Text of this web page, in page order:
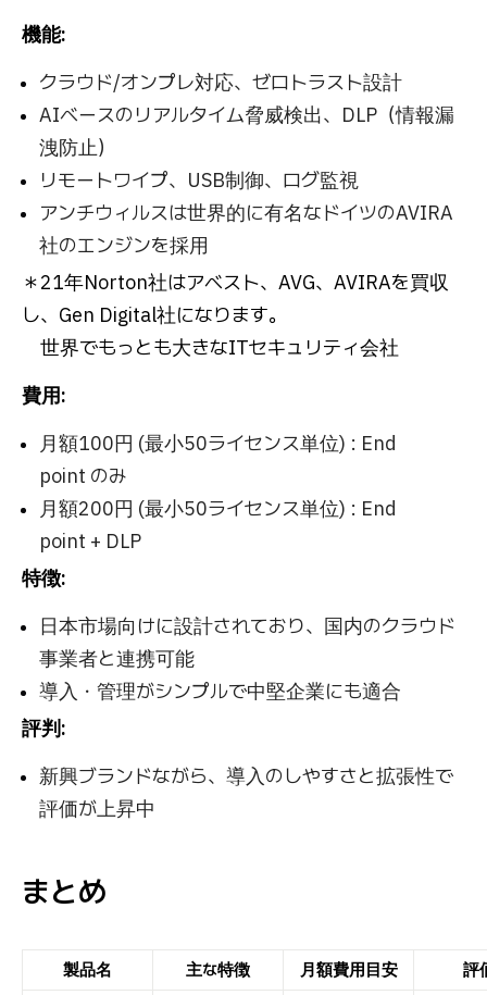
機能:
クラウド/オンプレ対応、ゼロトラスト設計
AIベースのリアルタイム脅威検出、DLP（情報漏
洩防止）
リモートワイプ、USB制御、ログ監視
アンチウィルスは世界的に有名なドイツのAVIRA
社のエンジンを採用
＊21年Norton社はアベスト、AVG、AVIRAを買収
し、Gen Digital社になります。
世界でもっとも大きなITセキュリティ会社
費用:
月額100円 (最小50ライセンス単位) : End
point のみ
月額200円 (最小50ライセンス単位) : End
point + DLP
特徴:
日本市場向けに設計されており、国内のクラウド
事業者と連携可能
導入・管理がシンプルで中堅企業にも適合
評判:
新興ブランドながら、導入のしやすさと拡張性で
評価が上昇中
まとめ
製品名 主な特徴 月額費用目安
評